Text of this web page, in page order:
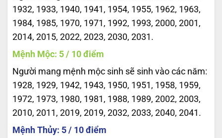
1932, 1933, 1940, 1941, 1954, 1955, 1962, 1963,
1984, 1985, 1970, 1971, 1992, 1993, 2000, 2001,
2014, 2015, 2022, 2023, 2030, 2031.
Mệnh Mộc: 5 / 10 điểm
Người mang mệnh mộc sinh sẽ sinh vào các năm:
1928, 1929, 1942, 1943, 1950, 1951, 1958, 1959,
1972, 1973, 1980, 1981, 1988, 1989, 2002, 2003,
2010, 2011, 2019, 2019, 2032, 2033, 2040, 2041.
Mệnh Thủy: 5 / 10 điểm